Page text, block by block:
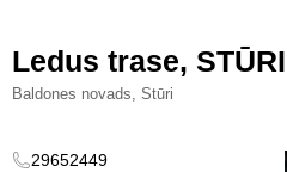
Ledus trase, STŪRI
Baldones novads, Stūri
29652449